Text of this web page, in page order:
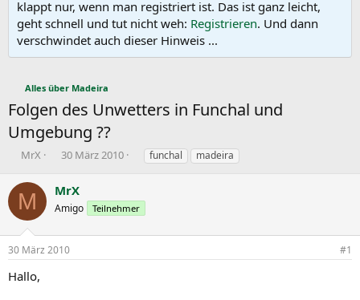
klappt nur, wenn man registriert ist. Das ist ganz leicht,
geht schnell und tut nicht weh: Registrieren. Und dann
verschwindet auch dieser Hinweis ...
Alles über Madeira
Folgen des Unwetters in Funchal und
Umgebung ??
E
s
t
e
l
e
MrX
E
t
e
l
t
30 März 2010
S
l
a
w
funchal madeira
M MrX
Amigo Teilnehmer
30 März 2010 #1
Hallo,